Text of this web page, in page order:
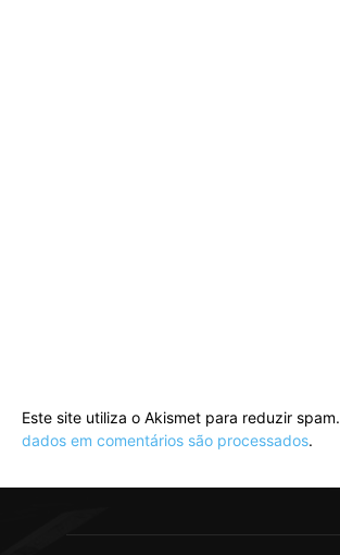
Este site utiliza o Akismet para reduzir spam.
dados em comentários são processados.